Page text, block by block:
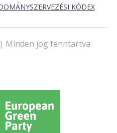
KÓDEX
Minden jog fenntartva